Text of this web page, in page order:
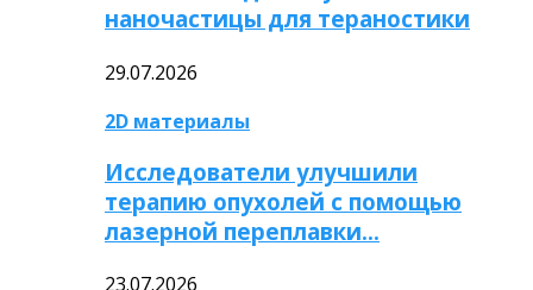
наночастицы для тераностики
29.07.2026
2D материалы
Исследователи улучшили
терапию опухолей с помощью
лазерной переплавки…
23.07.2026